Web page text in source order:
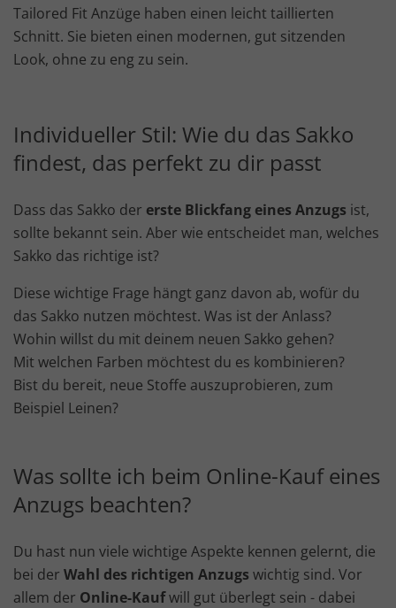
Tailored Fit Anzüge haben einen leicht taillierten
Schnitt. Sie bieten einen modernen, gut sitzenden
Look, ohne zu eng zu sein.
Individueller Stil: Wie du das Sakko
findest, das perfekt zu dir passt
Dass das Sakko der erste Blickfang eines Anzugs ist,
sollte bekannt sein. Aber wie entscheidet man, welches
Sakko das richtige ist?
Diese wichtige Frage hängt ganz davon ab, wofür du
das Sakko nutzen möchtest. Was ist der Anlass?
Wohin willst du mit deinem neuen Sakko gehen?
Mit welchen Farben möchtest du es kombinieren?
Bist du bereit, neue Stoffe auszuprobieren, zum
Beispiel Leinen?
Was sollte ich beim Online-Kauf eines
Anzugs beachten?
Du hast nun viele wichtige Aspekte kennen gelernt, die
bei der Wahl des richtigen Anzugs wichtig sind. Vor
allem der Online-Kaufwill gut überlegt sein - dabei